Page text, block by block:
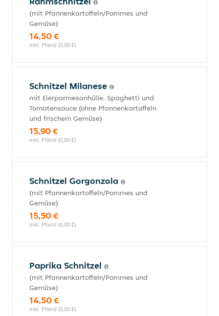
(mit Pfannenkartoffeln/Pommes und
Gemüse)
14,50 €
inkl. Pfand (0,00 €)
Schnitzel Milanese
mit Eierparmesanhülle, Spaghetti und
Tomatensauce (ohne Pfannenkartoffeln
und frischem Gemüse)
15,90 €
inkl. Pfand (0,00 €)
Schnitzel Gorgonzola
(mit Pfannenkartoffeln/Pommes und
Gemüse)
15,50 €
inkl. Pfand (0,00 €)
Paprika Schnitzel
(mit Pfannenkartoffeln/Pommes und
Gemüse)
14,50 €
inkl. Pfand (0,00 €)